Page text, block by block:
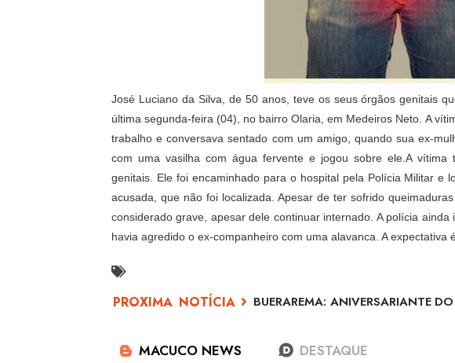
José Luciano da Silva, de 50 anos, teve os seus órgãos genitais
última segunda-feira (04), no bairro Olaria, em Medeiros Neto. A
trabalho e conversava sentado com um amigo, quando sua ex-
com uma vasilha com água fervente e jogou sobre ele.A
genitais. Ele foi encaminhado para o hospital pela Polícia Militar e
acusada, que não foi localizada. Apesar de ter sofrido
considerado grave, apesar dele continuar internado. A polícia
havia agredido o ex-companheiro com uma alavanca. A expectativa
BUERAREMA: ANIVERSARIANTE